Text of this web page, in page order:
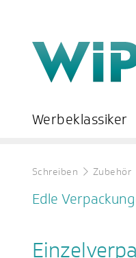
Werbeklassiker
Schreiben Zubehör
Edle